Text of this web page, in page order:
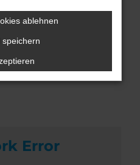
bieten!
Error
ablehnen
speichern